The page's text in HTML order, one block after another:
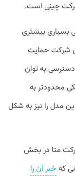
چینی است.
بسیاری بیشتری
شرکت حمایت
به توان
محدود‌تر به
مدل را نیز به شکل
متا در بخش
خبر آن را